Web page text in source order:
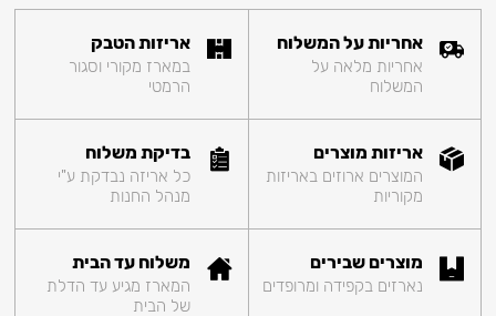
אחריות על המשלוח
אחריות מלאה על
המשלוח
אריזות הטבק
במארז מקורי וסגור
הרמטי
אריזות מוצרים
המוצרים ארוזים באריזות
מקוריות
בדיקת משלוח
כל אריזה נבדקת ע"י
מנהל החנות
מוצרים שבירים
נארזים בקפידה ומרופדים
משלוח עד הבית
המארז מגיע עד הדלת
של הבית